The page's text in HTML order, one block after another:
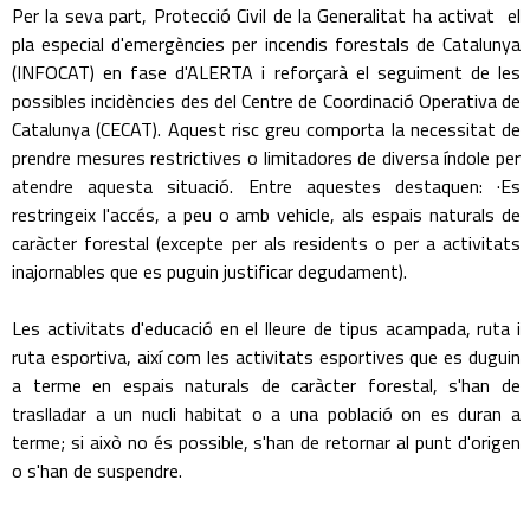
Per la seva part, Protecció Civil de la Generalitat ha activat el
pla especial d'emergències per incendis forestals de Catalunya
(INFOCAT) en fase d'ALERTA i reforçarà el seguiment de les
possibles incidències des del Centre de Coordinació Operativa de
Catalunya (CECAT). Aquest risc greu comporta la necessitat de
prendre mesures restrictives o limitadores de diversa índole per
atendre aquesta situació. Entre aquestes destaquen: ·Es
restringeix l'accés, a peu o amb vehicle, als espais naturals de
caràcter forestal (excepte per als residents o per a activitats
inajornables que es puguin justificar degudament).
Les activitats d'educació en el lleure de tipus acampada, ruta i
ruta esportiva, així com les activitats esportives que es duguin
a terme en espais naturals de caràcter forestal, s'han de
traslladar a un nucli habitat o a una població on es duran a
terme; si això no és possible, s'han de retornar al punt d'origen
o s'han de suspendre.